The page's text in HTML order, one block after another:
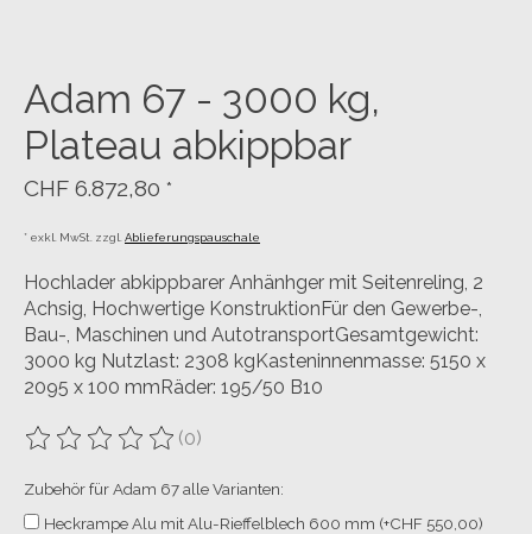
Adam 67 - 3000 kg,
Plateau abkippbar
CHF 6.872,80 *
* exkl. MwSt. zzgl. Ablieferungspauschale
Hochlader abkippbarer Anhänhger mit Seitenreling, 2
Achsig, Hochwertige KonstruktionFür den Gewerbe-,
Bau-, Maschinen und AutotransportGesamtgewicht:
3000 kg Nutzlast: 2308 kgKasteninnenmasse: 5150 x
2095 x 100 mmRäder: 195/50 B10
Die Bewertung dieses Produkts ist
(0)
Zubehör für Adam 67 alle Varianten:
Heckrampe Alu mit Alu-Rieffelblech 600 mm (+CHF 550,00)